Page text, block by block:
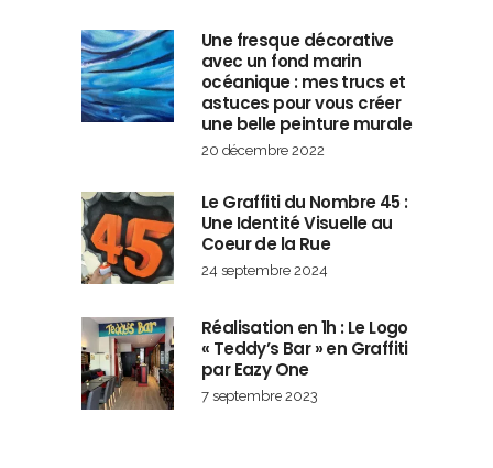
Une fresque décorative
avec un fond marin
océanique : mes trucs et
astuces pour vous créer
une belle peinture murale
20 décembre 2022
Le Graffiti du Nombre 45 :
Une Identité Visuelle au
Coeur de la Rue
24 septembre 2024
Réalisation en 1h : Le Logo
« Teddy’s Bar » en Graffiti
par Eazy One
7 septembre 2023